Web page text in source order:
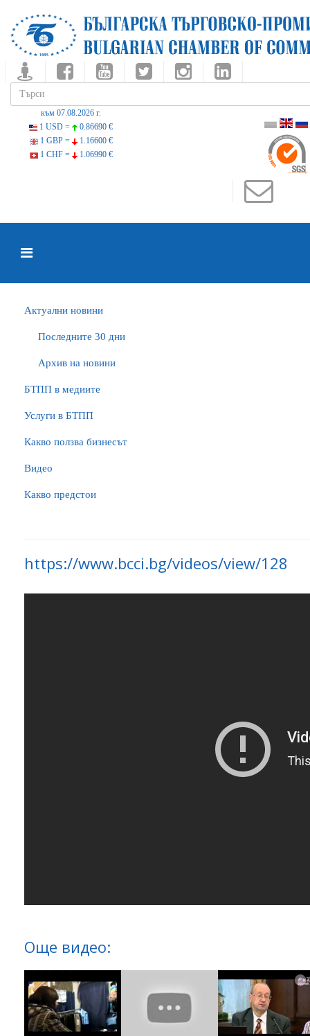
към 07.08.2026 г.
1 USD =
0.86690 €
1 GBP =
1.16600 €
1 CHF =
1.06990 €
Актуални новини
Последните 30 дни
Архив на новини
БTПП в медиите
Услуги в БТПП
Какво ползва бизнесът
Видео
Какво предстои
https://www.bcci.bg/videos/view/128
Още видео: